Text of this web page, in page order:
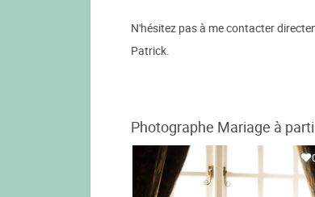
N'hésitez pas à me contacter
Patrick.
Photographe Mariage à